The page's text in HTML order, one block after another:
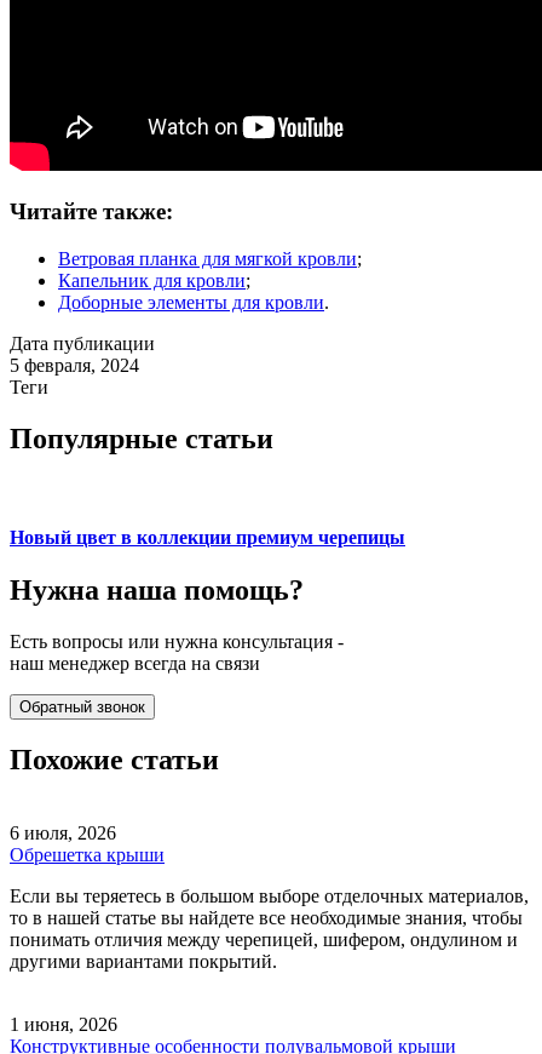
Читайте также:
Ветровая планка для мягкой кровли;
Капельник для кровли;
Доборные элементы для кровли.
Дата публикации
5 февраля, 2024
Теги
Популярные статьи
Новый цвет в коллекции премиум черепицы
Нужна наша помощь?
Есть вопросы или нужна консультация -
наш менеджер всегда на связи
Обратный звонок
Похожие статьи
6 июля, 2026
Обрешетка крыши
Если вы теряетесь в большом выборе отделочных материалов,
то в нашей статье вы найдете все необходимые знания, чтобы
понимать отличия между черепицей, шифером, ондулином и
другими вариантами покрытий.
1 июня, 2026
Конструктивные особенности полувальмовой крыши